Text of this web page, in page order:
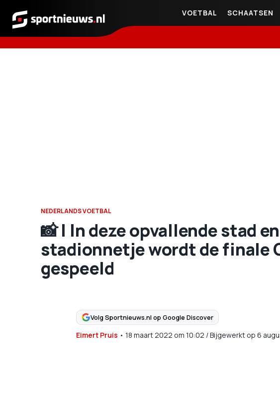
Sportnieuws.nl
VOETBAL SCHAATSEN
NEDERLANDS VOETBAL
📸 | In deze opvallende stad
stadionnetje wordt de finale
gespeeld
Volg Sportnieuws.nl op Google Discover
Eimert Pruis • 18 maart 2022 om 10:02 /Bijgewerkt op 6